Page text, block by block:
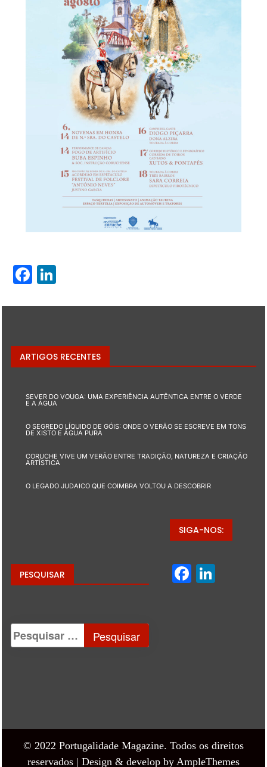
Facebook
ARTIGOS RECENTES
SEVER DO VOUGA: UMA EXPERIÊNCIA AUTÊNTICA ENTRE O VERDE
E A ÁGUA
O SEGREDO LÍQUIDO DE GÓIS: ONDE O VERÃO SE ESCREVE EM TONS
DE XISTO E ÁGUA PURA
CORUCHE VIVE UM VERÃO ENTRE TRADIÇÃO, NATUREZA E CRIAÇÃO
ARTÍSTICA
O LEGADO JUDAICO QUE COIMBRA VOLTOU A DESCOBRIR
PESQUISAR
SIGA-NOS:
© 2022 Portugalidade Magazine. Todos os direitos
reservados | Design & develop by AmpleThemes